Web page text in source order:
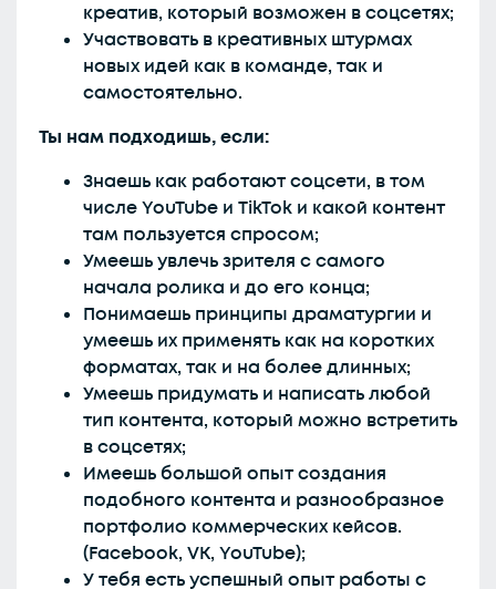
креатив, который возможен в соцсетях;
Участвовать в креативных штурмах
новых идей как в команде, так и
самостоятельно.
Ты нам подходишь, если:
Знаешь как работают соцсети, в том
числе YouTube и TikTok и какой контент
там пользуется спросом;
Умеешь увлечь зрителя с самого
начала ролика и до его конца;
Понимаешь принципы драматургии и
умеешь их применять как на коротких
форматах, так и на более длинных;
Умеешь придумать и написать любой
тип контента, который можно встретить
в соцсетях;
Имеешь большой опыт создания
подобного контента и разнообразное
портфолио коммерческих кейсов.
(Facebook, VK, YouTube);
У тебя есть успешный опыт работы с